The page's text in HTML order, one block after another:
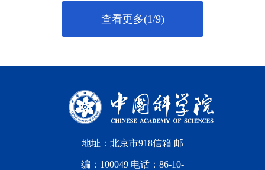
查看更多(1/9)
地址：北京市918信箱 邮
编：100049 电话：86-10-